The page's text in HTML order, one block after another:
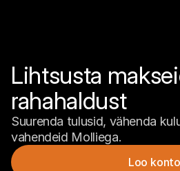
Lihtsusta
rahahaldust
Suurenda tulusid, vähenda
vahendeid Molliega.
Loo konto